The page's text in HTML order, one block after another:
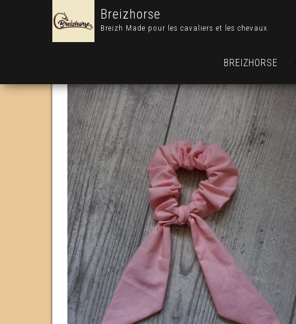
Breizhorse
Breizh Made pour les cavaliers et les chevaux
BREIZHORSE